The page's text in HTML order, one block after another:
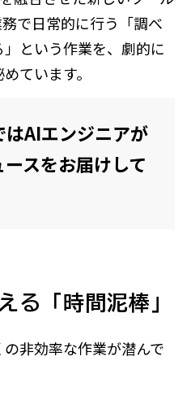
で日常的に行う「調べ
という作業を、劇的に
ています。
AIエンジニアが
スをお届けして
る「時間泥棒」
非効率な作業が潜んで